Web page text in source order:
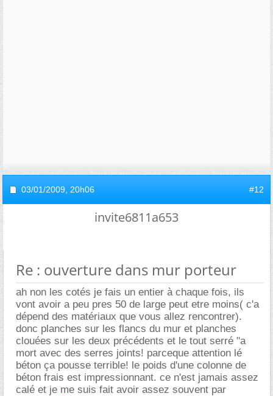
03/01/2009, 20h06 #12
invite6811a653
Re : ouverture dans mur porteur
ah non les cotés je fais un entier à chaque fois, ils
vont avoir a peu pres 50 de large peut etre moins( c'a
dépend des matériaux que vous allez rencontrer).
donc planches sur les flancs du mur et planches
clouées sur les deux précédents et le tout serré "a
mort avec des serres joints! parceque attention lé
béton ça pousse terrible! le poids d'une colonne de
béton frais est impressionnant. ce n'est jamais assez
calé et je me suis fait avoir assez souvent par